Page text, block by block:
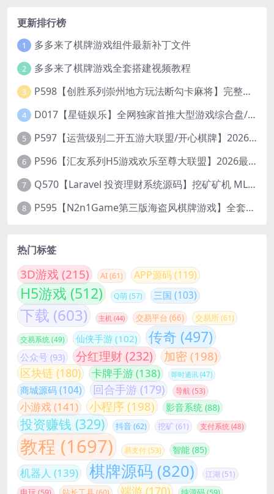
更新排行榜
1 多多来了棋牌游戏组件最新补丁文件
2 多多来了棋牌游戏全套搭建视频教程
3 P598【创胜系列崇州地方玩法断勾卡麻将】完整服务器组件+双端APP+授权机+通用视频教程
4 D017【星链娱乐】全网独家首推大型游戏综合盘/体育/PG/电竟/电玩大型综合体
5 P597【运营级别二开五游大联盟/开心棋牌】2026最新整理完整服务器组件+双端APP+完美AI机器人+超详细视频教程
6 P596【汇友系列H5游戏欢乐至尊大联盟】2026最新整理Linux系统最新组件+搭建教程
7 Q570【Laravel 投资理财系统源码】挖矿矿机 MLM分销 带后台
8 P595【N2n1Game第三版海盗风棋牌游戏】全套完整源码v8.0.0.1含android、ios、pc源码+布署文档+视频教程
热门标签
3D游戏 (215) AI(61) APP源码(119)
H5游戏 (512) Q萌(57) 三国 (103)
下载 (603) 主机 (44) 交易平台 (66) 交易所(61)
交易系统 (49) 仙侠手游 (102) 传奇 (497)
公众号 (93) 分红理财 (232) 加密 (198)
区块链 (180) 卡牌手游(138) 即时通讯 (47)
商城源码(104) 回合手游 (179) 导航(53)
小游戏 (141) 小程序 (198) 影音系统 (88)
投资赚钱 (329) 抖音(62) 挖矿(61) 支付系统 (48)
教程 (1697) 易支付(53) 智能 (85)
机器人 (139) 棋牌源码 (820) 江湖 (51)
端游 (170)